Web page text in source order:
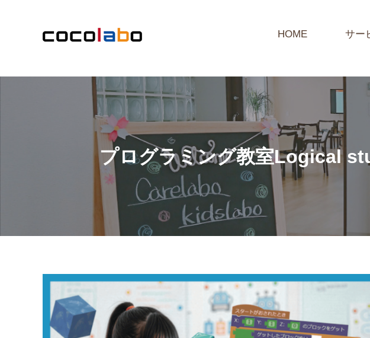
HOME サー
プログラミング教室Logical